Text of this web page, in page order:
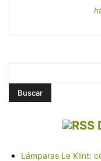
Lámparas Le Klint: